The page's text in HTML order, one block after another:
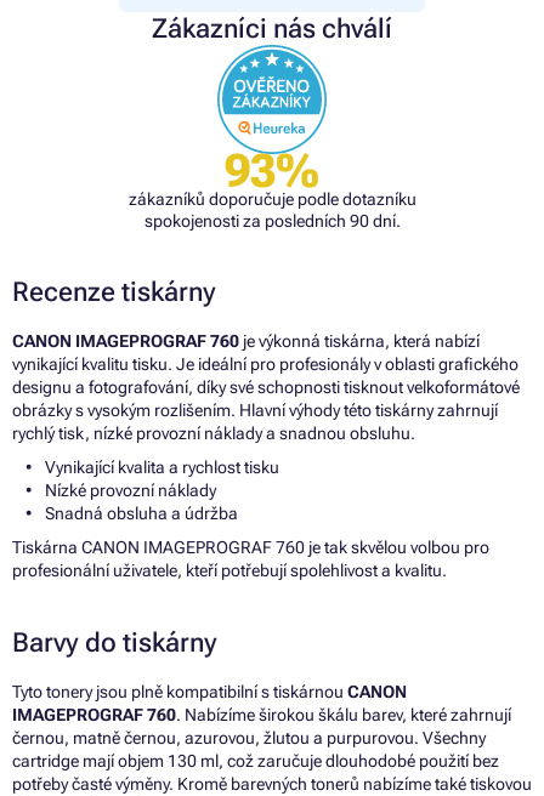
Zákazníci nás chválí
93%
zákazníků doporučuje podle dotazníku
spokojenosti za posledních 90 dní.
Recenze tiskárny
CANON IMAGEPROGRAF 760 je výkonná tiskárna, která nabízí
vynikající kvalitu tisku. Je ideální pro profesionály v oblasti grafického
designu a fotografování, díky své schopnosti tisknout velkoformátové
obrázky s vysokým rozlišením. Hlavní výhody této tiskárny zahrnují
rychlý tisk, nízké provozní náklady a snadnou obsluhu.
Vynikající kvalita a rychlost tisku
Nízké provozní náklady
Snadná obsluha a údržba
Tiskárna CANON IMAGEPROGRAF 760 je tak skvělou volbou pro
profesionální uživatele, kteří potřebují spolehlivost a kvalitu.
Barvy do tiskárny
Tyto tonery jsou plně kompatibilní s tiskárnou CANON
IMAGEPROGRAF 760. Nabízíme širokou škálu barev, které zahrnují
černou, matně černou, azurovou, žlutou a purpurovou. Všechny
cartridge mají objem 130 ml, což zaručuje dlouhodobé použití bez
potřeby časté výměny. Kromě barevných tonerů nabízíme také tiskovou